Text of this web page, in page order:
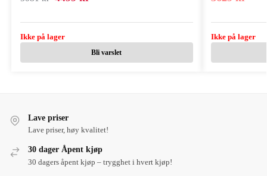
Ikke på lager
Bli varslet
Ikke på lager
Lave priser
Lave priser, høy kvalitet!
30 dager Åpent kjøp
30 dagers åpent kjøp – trygghet i hvert kjøp!